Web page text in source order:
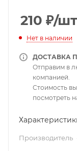
210 ₽/шт
Нет в наличии
ДОСТАВКА
Отправим в
компанией.
Стоимость
посмотреть
Производитель